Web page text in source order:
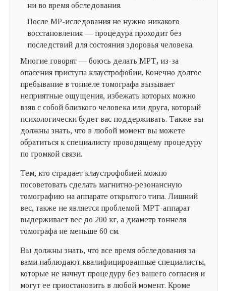
ни во время обследования.
После МР-иследования не нужно никакого
восстановления — процедура проходит без
последствий для состояния здоровья человека.
Многие говорят — боюсь делать МРТ,из-за
опасения приступа клаустрофобии. Конечно долгое
пребывание в тоннеле томографа вызывает
неприятные ощущения, избежать которых можно
взяв с собой близкого человека или друга, который
психологически будет вас поддерживать. Также вы
должны знать, что в любой момент вы можете
обратиться к специалисту проводящему процедуру
по громкой связи.
Тем, кто страдает клаустрофобией можно
посоветовать сделать магнитно-резонансную
томографию на аппарате открытого типа. Лишний
вес, также не является проблемой. МРТ-аппарат
выдерживает вес до 200 кг, а диаметр тоннеля
томографа не меньше 60 см.
Вы должны знать, что все время обследования за
вами наблюдают квалифицированные специалисты,
которые не начнут процедуру без вашего согласия и
могут ее приостановить в любой момент. Кроме